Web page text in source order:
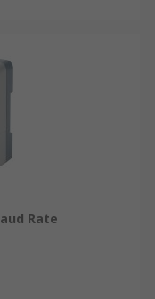
Rate